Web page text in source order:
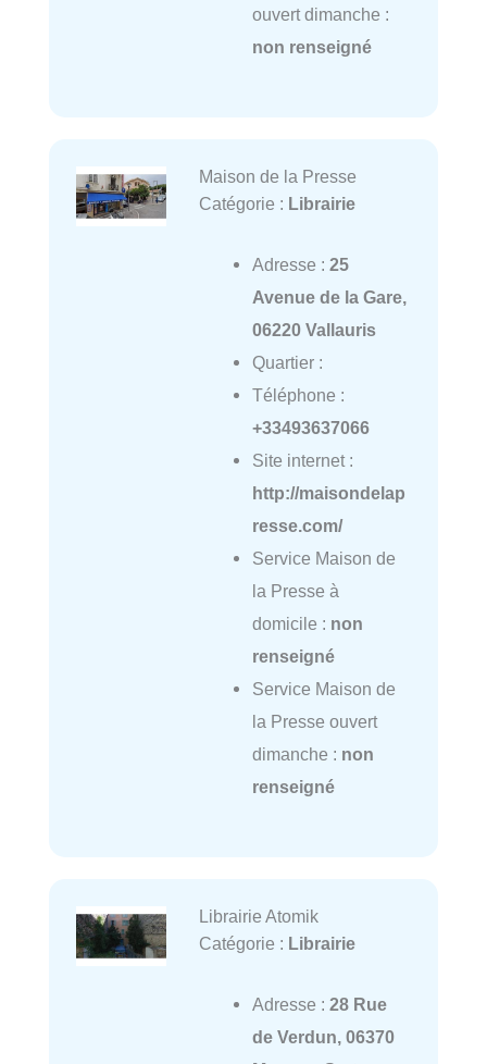
ouvert dimanche :
non renseigné
Maison de la Presse
Catégorie : Librairie
Adresse : 25
Avenue de la Gare,
06220 Vallauris
Quartier :
Téléphone :
+33493637066
Site internet :
http://maisondelap
resse.com/
Service Maison de
la Presse à
domicile : non
renseigné
Service Maison de
la Presse ouvert
dimanche : non
renseigné
Librairie Atomik
Catégorie : Librairie
Adresse : 28 Rue
de Verdun, 06370